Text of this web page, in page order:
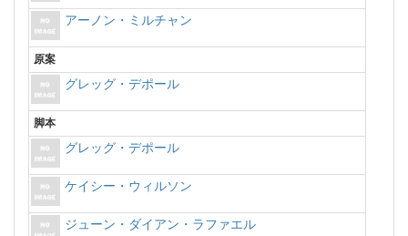
アーノン・ミルチャン
原案
グレッグ・デポール
脚本
グレッグ・デポール
ケイシー・ウィルソン
ジューン・ダイアン・ラファエル